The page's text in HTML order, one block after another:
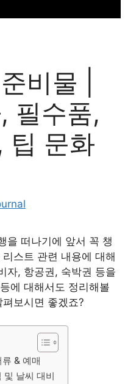
비물 |
필수품,
팁 문화
을 떠나기에 앞서 꼭 챙
스트 관련 내용에 대해
자, 항공권, 숙박권 등을
에 대해서도 정리해볼
보시면 좋겠죠?
& 예매
및 날씨 대비